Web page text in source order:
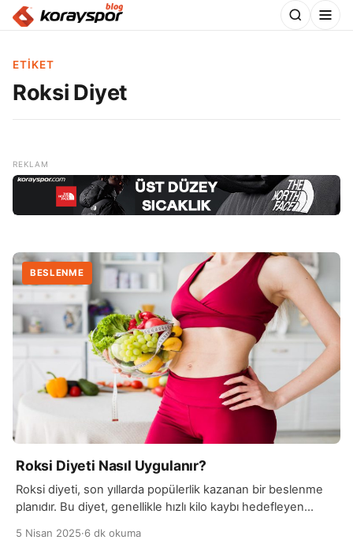
ETIKET
Roksi Diyet
BESLENME
Roksi Diyeti Nasıl Uygulanır?
Roksi diyeti, son yıllarda popülerlik kazanan bir beslenme
planıdır. Bu diyet, genellikle hızlı kilo kaybı hedefleyen
hızını artırmayı amaçlar. Roksi diyeti, adını “rok”
5 Nisan 2025·6 dk okuma